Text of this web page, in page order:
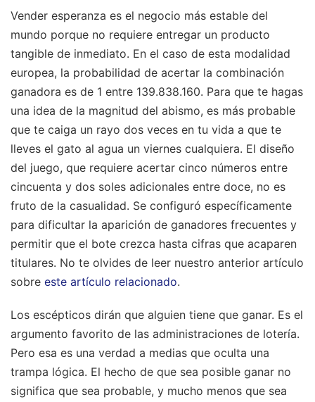
Vender esperanza es el negocio más estable del
mundo porque no requiere entregar un producto
tangible de inmediato. En el caso de esta modalidad
europea, la probabilidad de acertar la combinación
ganadora es de 1 entre 139.838.160. Para que te hagas
una idea de la magnitud del abismo, es más probable
que te caiga un rayo dos veces en tu vida a que te
lleves el gato al agua un viernes cualquiera. El diseño
del juego, que requiere acertar cinco números entre
cincuenta y dos soles adicionales entre doce, no es
fruto de la casualidad. Se configuró específicamente
para dificultar la aparición de ganadores frecuentes y
permitir que el bote crezca hasta cifras que acaparen
titulares. No te olvides de leer nuestro anterior artículo
sobre este artículo relacionado.
Los escépticos dirán que alguien tiene que ganar. Es el
argumento favorito de las administraciones de lotería.
Pero esa es una verdad a medias que oculta una
trampa lógica. El hecho de que sea posible ganar no
significa que sea probable, y mucho menos que sea